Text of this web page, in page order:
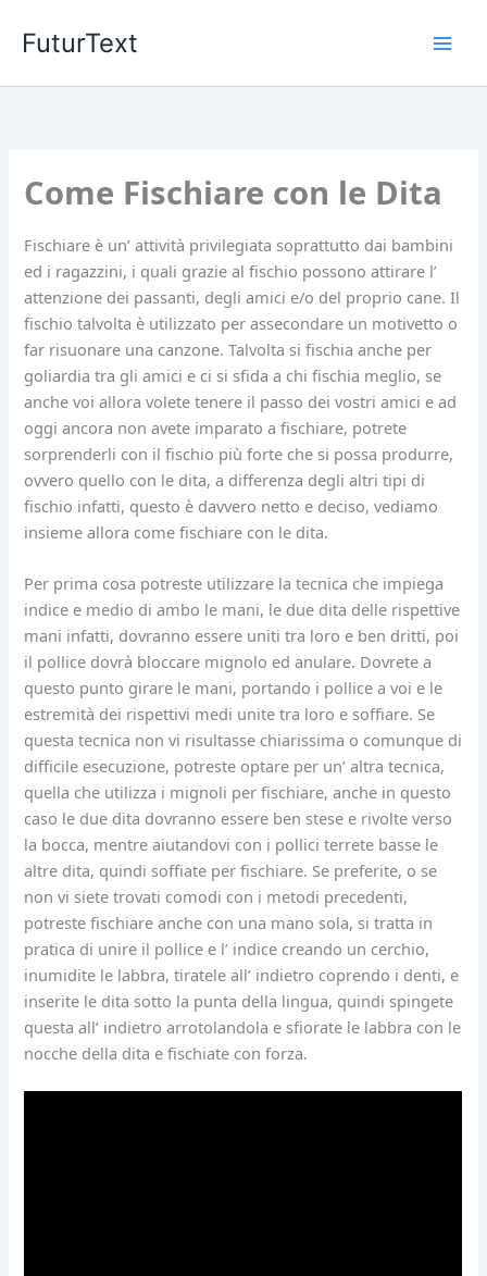
FuturText
Come Fischiare con le Dita
Fischiare è un’ attività privilegiata soprattutto dai bambini
ed i ragazzini, i quali grazie al fischio possono attirare l’
attenzione dei passanti, degli amici e/o del proprio cane. Il
fischio talvolta è utilizzato per assecondare un motivetto o
far risuonare una canzone. Talvolta si fischia anche per
goliardia tra gli amici e ci si sfida a chi fischia meglio, se
anche voi allora volete tenere il passo dei vostri amici e ad
oggi ancora non avete imparato a fischiare, potrete
sorprenderli con il fischio più forte che si possa produrre,
ovvero quello con le dita, a differenza degli altri tipi di
fischio infatti, questo è davvero netto e deciso, vediamo
insieme allora come fischiare con le dita.
Per prima cosa potreste utilizzare la tecnica che impiega
indice e medio di ambo le mani, le due dita delle rispettive
mani infatti, dovranno essere uniti tra loro e ben dritti, poi
il pollice dovrà bloccare mignolo ed anulare. Dovrete a
questo punto girare le mani, portando i pollice a voi e le
estremità dei rispettivi medi unite tra loro e soffiare. Se
questa tecnica non vi risultasse chiarissima o comunque di
difficile esecuzione, potreste optare per un’ altra tecnica,
quella che utilizza i mignoli per fischiare, anche in questo
caso le due dita dovranno essere ben stese e rivolte verso
la bocca, mentre aiutandovi con i pollici terrete basse le
altre dita, quindi soffiate per fischiare. Se preferite, o se
non vi siete trovati comodi con i metodi precedenti,
potreste fischiare anche con una mano sola, si tratta in
pratica di unire il pollice e l’ indice creando un cerchio,
inumidite le labbra, tiratele all’ indietro coprendo i denti, e
inserite le dita sotto la punta della lingua, quindi spingete
questa all’ indietro arrotolandola e sfiorate le labbra con le
nocche della dita e fischiate con forza.